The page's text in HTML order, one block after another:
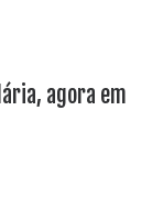
agora em